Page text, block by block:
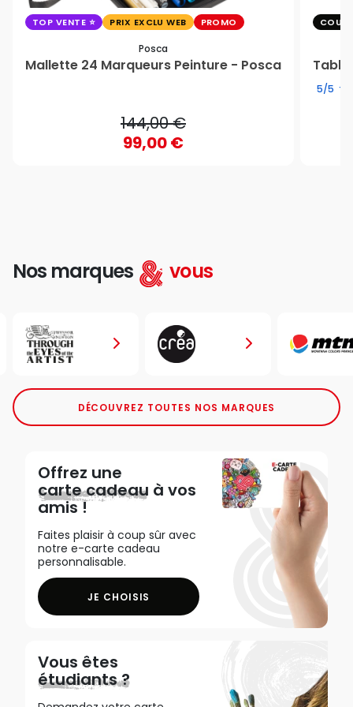
TOP VENTE PRIX EXCLU WEB PROMO
Posca
Mallette 24 Marqueurs Peinture - Posca
144,00 €
99,00 €
COUP
Table
5/5
Nos marques vous
DÉCOUVREZ TOUTES NOS MARQUES
Offrez une
carte cadeau à vos
amis !
Faites plaisir à coup sûr avec
notre e-carte cadeau
personnalisable.
JE CHOISIS
Vous êtes
étudiants ?